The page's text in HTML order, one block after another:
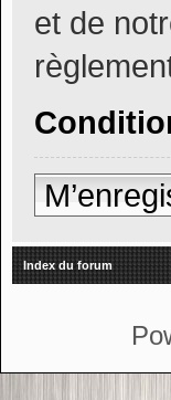
et de
Index du forum